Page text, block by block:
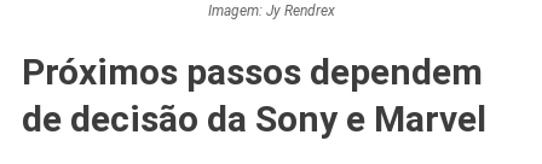
Imagem: Jy Rendrex
Próximos passos dependem
de decisão da Sony e Marvel